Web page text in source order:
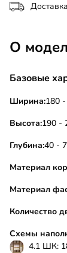
О
Базовые
Ширина:180
Высота:190 -
Глубина:40 -
Материал
Материал
Количество
Схемы
4.1 ШК: